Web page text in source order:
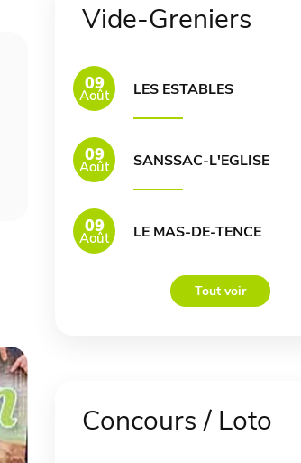
Vide-Greniers
09
Août LES ESTABLES
09
Août SANSSAC-L'EGLISE
09
Août LE MAS-DE-TENCE
Tout voir
Concours / Loto